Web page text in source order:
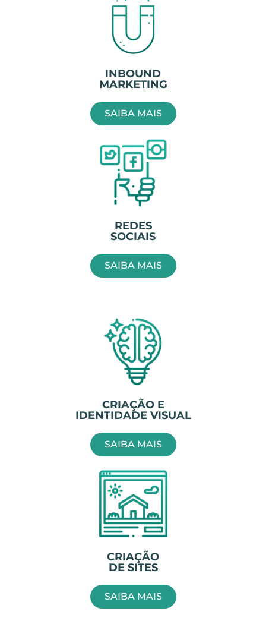
INBOUND
MARKETING
SAIBA MAIS
REDES
SOCIAIS
SAIBA MAIS
CRIAÇÃO E
IDENTIDADE VISUAL
SAIBA MAIS
CRIAÇÃO
DE SITES
SAIBA MAIS